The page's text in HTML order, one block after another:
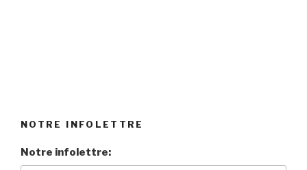
NOTRE INFOLETTRE
Notre infolettre: